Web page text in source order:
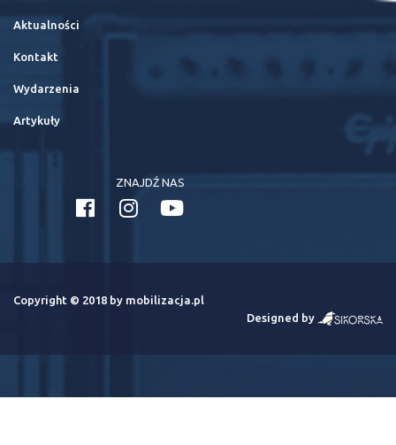
Aktualności
Kontakt
Wydarzenia
Artykuły
ZNAJDŹ NAS
Copyright © 2018 by mobilizacja.pl
Designed by